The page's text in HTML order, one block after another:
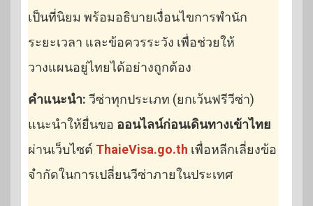
เป็นที่นิยม พร้อมอธิบายเงื่อนไขการพำนัก
ระยะเวลา และข้อควรระวัง เพื่อช่วยให้
วางแผนอยู่ไทยได้อย่างถูกต้อง
คำแนะนำ: วีซ่าทุกประเภท (ยกเว้นฟรีวีซ่า)
แนะนำให้ยื่นขอ ออนไลน์ก่อนเดินทางเข้าไทย
ผ่านเว็บไซต์ ThaieVisa.go.th เพื่อหลีกเลี่ยงข้อ
จำกัดในการเปลี่ยนวีซ่าภายในประเทศ